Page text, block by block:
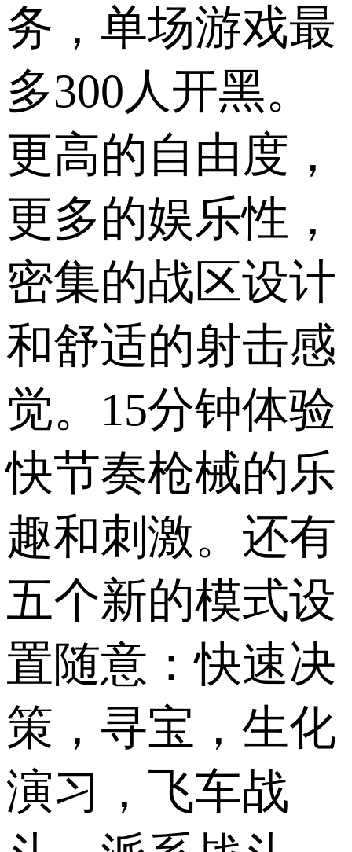
务，单场游戏最
多300人开黑。
更高的自由度，
更多的娱乐性，
密集的战区设计
和舒适的射击感
觉。15分钟体验
快节奏枪械的乐
趣和刺激。还有
五个新的模式设
置随意：快速决
策，寻宝，生化
演习，飞车战